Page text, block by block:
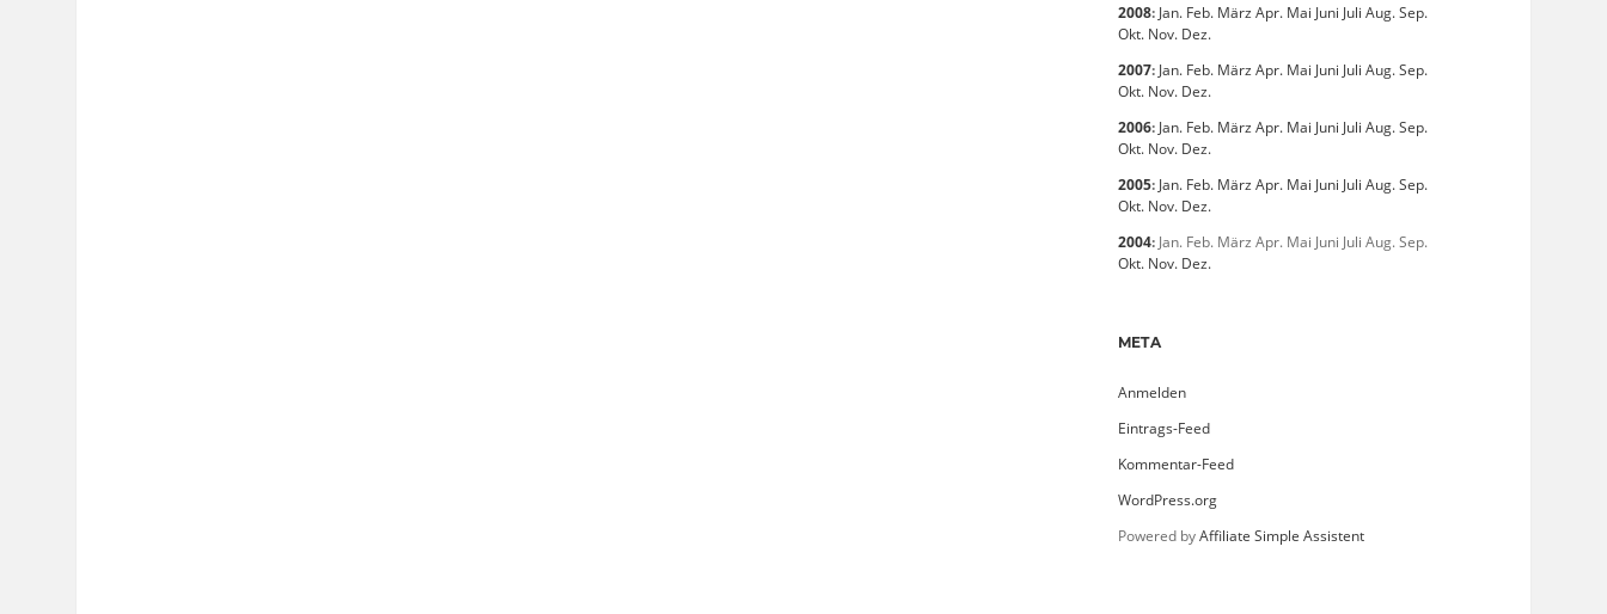
2008: Jan. Feb. März Apr. Mai Juni Juli Aug.Sep.
Okt. Nov. Dez.
2007: Jan. Feb. März Apr. Mai Juni Juli Aug.Sep.
Okt. Nov. Dez.
2006: Jan. Feb. März Apr. Mai Juni Juli Aug.Sep.
Okt. Nov. Dez.
2005: Jan. Feb. März Apr. Mai Juni Juli Aug.Sep.
Okt. Nov. Dez.
2004: Jan. Feb. März Apr. Mai Juni Juli Aug.Sep.
Okt. Nov. Dez.
META
Anmelden
Eintrags-Feed
Kommentar-Feed
WordPress.org
Powered byAffiliate Simple Assistent